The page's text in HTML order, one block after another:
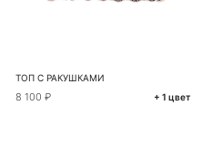
ТОП С РАКУШКАМИ
8 100 ₽ + 1 цвет